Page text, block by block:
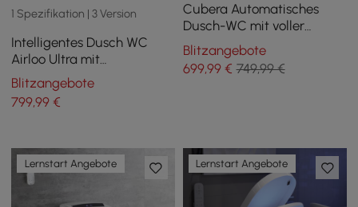
1 Spezifikation | 3 Version
Intelligentes Dusch WC
Airloo Ultra mit
integriertem Tank, UV-
Desinfektion,
Schaumschutz und
Blitzangebote
799,99 €
Cubera Automatisches
Dusch-WC mit voller
Funktion und Sitzheizung,
Aromatherapie
Blitzangebote
699,99€ 749,99 €
Lernstart Angebote Lernstart Angebote